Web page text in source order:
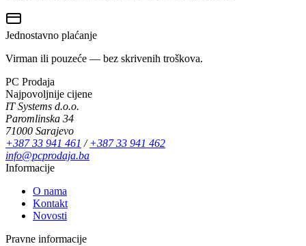
Jednostavno plaćanje
Virman ili pouzeće — bez skrivenih troškova.
PC Prodaja
Najpovoljnije cijene
IT Systems d.o.o.
Paromlinska 34
71000 Sarajevo
+387 33 941 461 /+387 33 941 462
info@pcprodaja.ba
Informacije
O nama
Kontakt
Novosti
Pravne informacije